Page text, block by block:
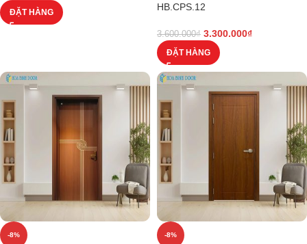
ĐẶT HÀNG
HB.CPS.12
3.600.000₫ 3.300.000₫
ĐẶT HÀNG
-8% -8%